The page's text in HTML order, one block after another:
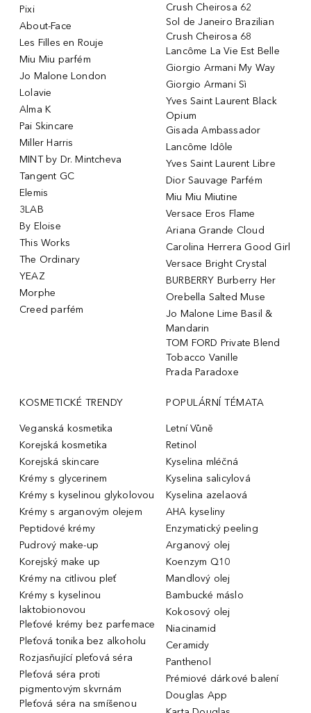
Pixi
About-Face
Les Filles en Rouje
Miu Miu parfém
Jo Malone London
Lolavie
Alma K
Pai Skincare
Miller Harris
MINT by Dr. Mintcheva
Tangent GC
Elemis
3LAB
By Eloise
This Works
The Ordinary
YEAZ
Morphe
Creed parfém
Crush Cheirosa 62
Sol de Janeiro Brazilian
Crush Cheirosa 68
Lancôme La Vie Est Belle
Giorgio Armani My Way
Giorgio Armani Sì
Yves Saint Laurent Black
Opium
Gisada Ambassador
Lancôme Idôle
Yves Saint Laurent Libre
Dior Sauvage Parfém
Miu Miu Miutine
Versace Eros Flame
Ariana Grande Cloud
Carolina Herrera Good Girl
Versace Bright Crystal
BURBERRY Burberry Her
Orebella Salted Muse
Jo Malone Lime Basil &
Mandarin
TOM FORD Private Blend
Tobacco Vanille
Prada Paradoxe
KOSMETICKÉ TRENDY
Veganská kosmetika
Korejská kosmetika
Korejská skincare
Krémy s glycerinem
Krémy s kyselinou glykolovou
Krémy s arganovým olejem
Peptidové krémy
Pudrový make-up
Korejský make up
Krémy na citlivou pleť
Krémy s kyselinou
laktobionovou
Pleťové krémy bez parfemace
Pleťová tonika bez alkoholu
Rozjasňující pleťová séra
Pleťová séra proti
pigmentovým skvrnám
Pleťová séra na smíšenou
POPULÁRNÍ TÉMATA
Letní Vůně
Retinol
Kyselina mléčná
Kyselina salicylová
Kyselina azelaová
AHA kyseliny
Enzymatický peeling
Arganový olej
Koenzym Q10
Mandlový olej
Bambucké máslo
Kokosový olej
Niacinamid
Ceramidy
Panthenol
Prémiové dárkové balení
Douglas App